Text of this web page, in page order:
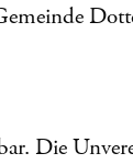
Die